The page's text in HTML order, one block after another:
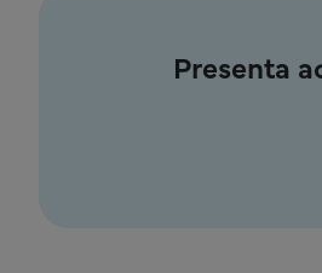
Presenta